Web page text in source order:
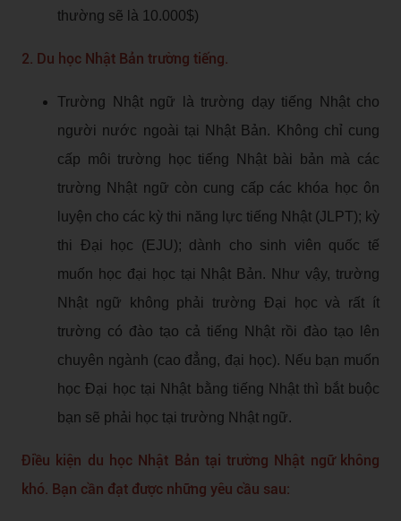
thường sẽ là 10.000$)
2. Du học Nhật Bản trường tiếng.
Trường Nhật ngữ là trường dạy tiếng Nhật cho
người nước ngoài tại Nhật Bản. Không chỉ cung
cấp môi trường học tiếng Nhật bài bản mà các
trường Nhật ngữ còn cung cấp các khóa học ôn
luyện cho các kỳ thi năng lực tiếng Nhật (JLPT); kỳ
thi Đại học (EJU); dành cho sinh viên quốc tế
muốn học đại học tại Nhật Bản. Như vậy, trường
Nhật ngữ không phải trường Đại học và rất ít
trường có đào tạo cả tiếng Nhật rồi đào tạo lên
chuyên ngành (cao đẳng, đại học). Nếu bạn muốn
học Đại học tại Nhật bằng tiếng Nhật thì bắt buộc
bạn sẽ phải học tại trường Nhật ngữ.
Điều kiện du học Nhật Bản tại trường Nhật ngữ không
khó. Bạn cần đạt được những yêu cầu sau: